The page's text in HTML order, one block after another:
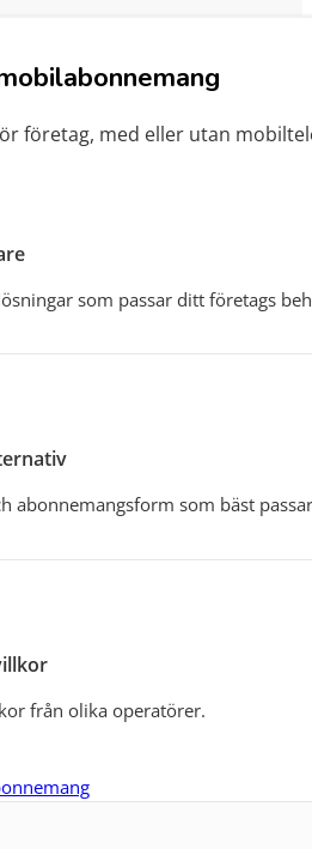
företag, med eller utan
som passar ditt företags
abonnemangsform som bäst
från olika operatörer.